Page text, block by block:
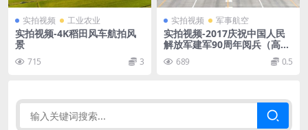
实拍视频 工业农业
实拍视频-4K稻田风车航拍风
景
715 3
实拍视频 军事航空
实拍视频-2017庆祝中国人民
解放军建军90周年阅兵（高清
无台标版）
689 0.5